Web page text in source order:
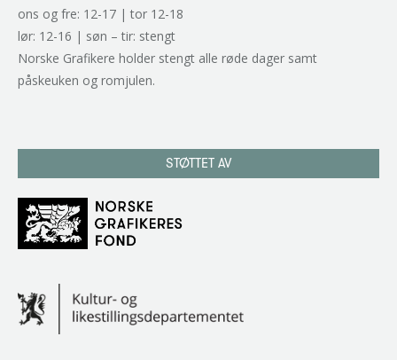
ons og fre: 12-17 | tor 12-18
lør: 12-16 | søn – tir: stengt
Norske Grafikere holder stengt alle røde dager samt
påskeuken og romjulen.
STØTTET AV